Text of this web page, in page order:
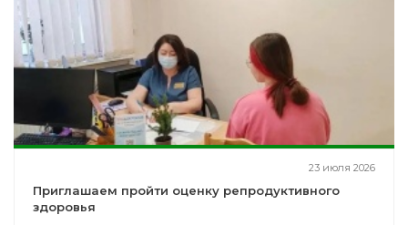
23 июля 2026
Приглашаем пройти оценку репродуктивного
здоровья